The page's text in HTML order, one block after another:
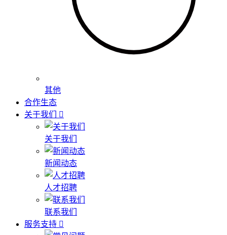
其他
合作生态
关于我们
关于我们
新闻动态
人才招聘
联系我们
服务支持